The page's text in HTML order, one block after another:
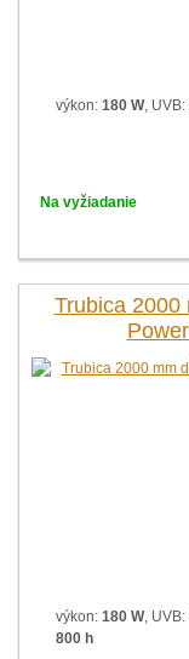
výkon: 180 W, UVB:
Na vyžiadanie
Trubica 2000
výkon: 180 W, UVB:
800 h